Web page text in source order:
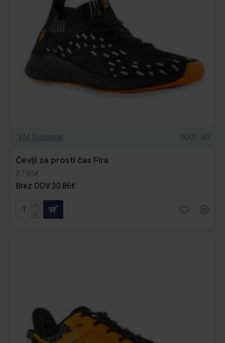
VM footwear 4005-60
Čevlji za prosti čas Fira
37.65€
Brez DDV:30.86€